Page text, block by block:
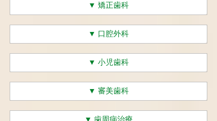
▼ 矯正歯科
▼ 口腔外科
▼ 小児歯科
▼ 審美歯科
▼ 歯周病治療